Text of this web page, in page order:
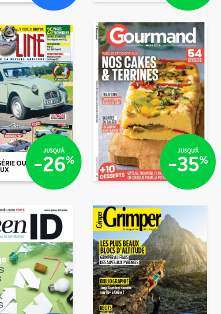
OU N°
JUSQU'À
-26%
€40
JUSQU'À
-35%
€47
/mois
€41/mois
€80
€60
€80
€20